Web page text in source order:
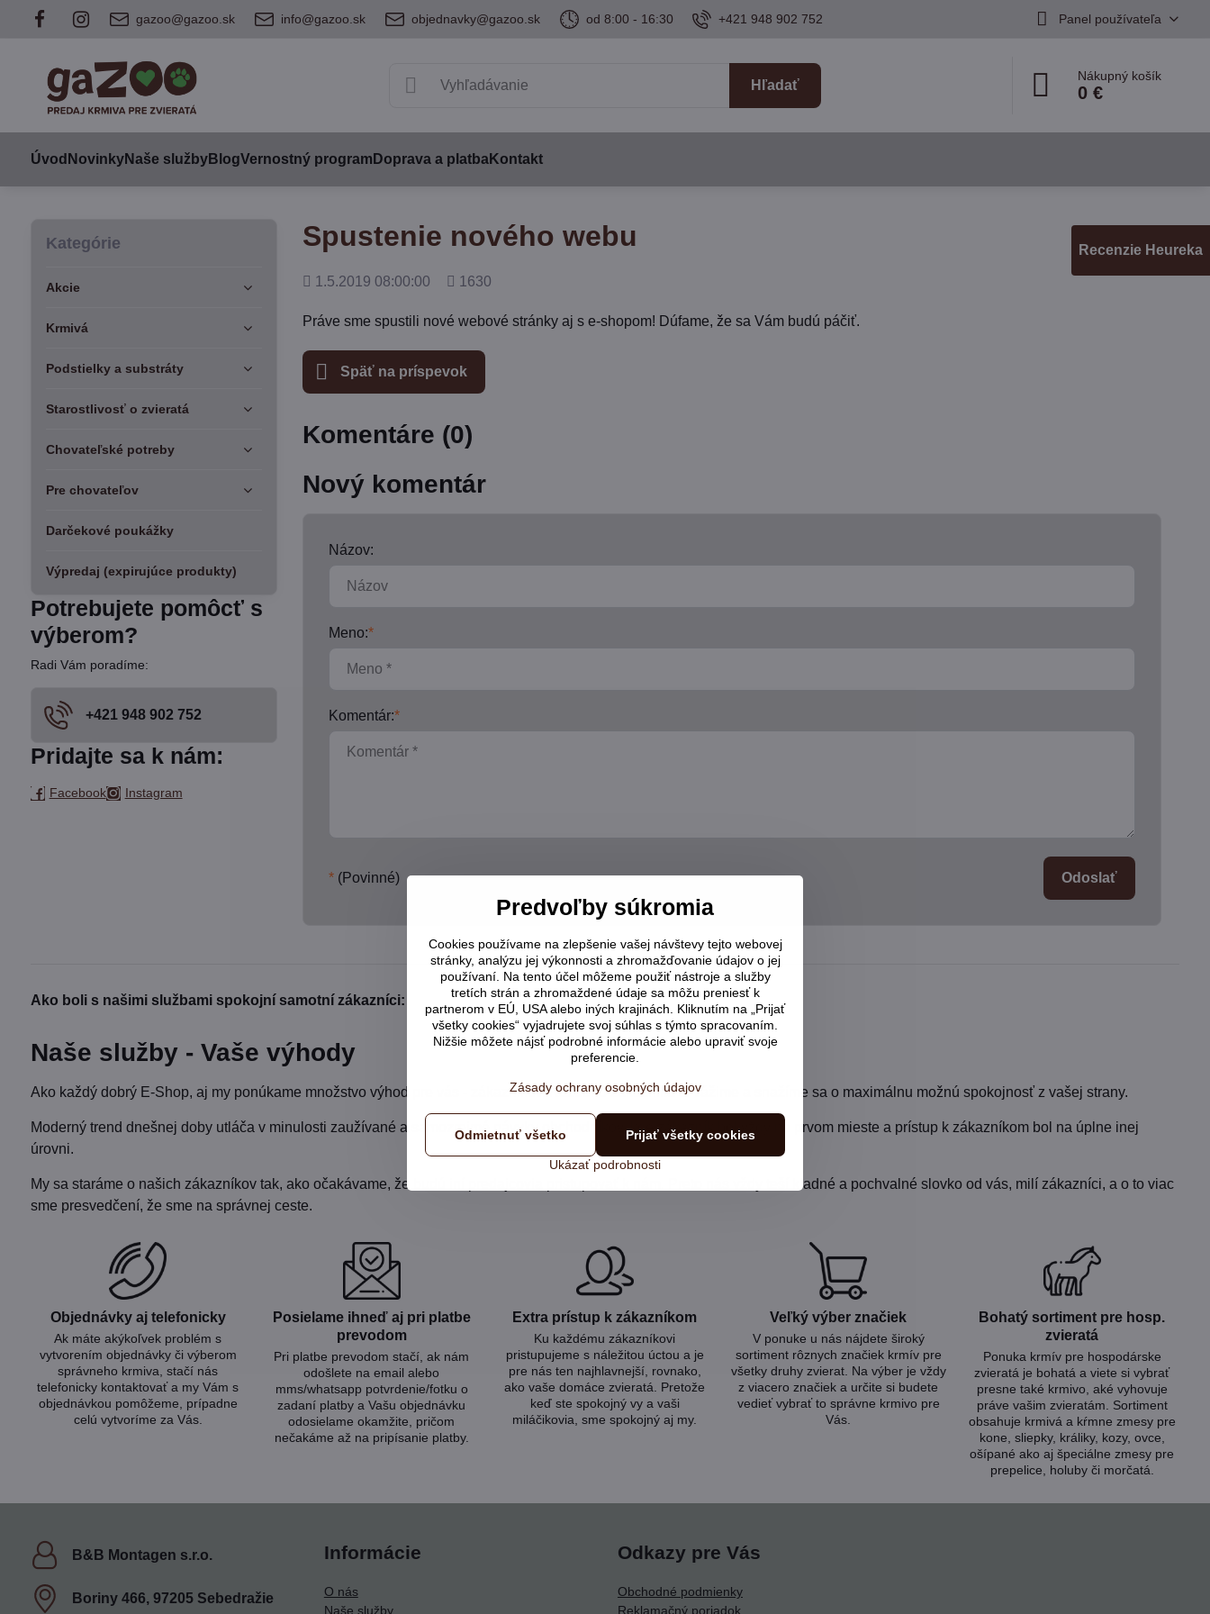
gazoo@gazoo.sk info@gazoo.sk objednavky@gazoo.sk od 8:00 - 16:30 +421 948 902 752 Panel používateľa
Hľadať
Nákupný košík
0 €
Úvod NovinkyNaše službyBlogVernostný program Doprava a platbaKontakt
Spustenie nového webu
Pridané
1.5.2019 08:00:00
Počet
1630
Práve sme spustili nové webové stránky aj s e-shopom! Dúfame, že sa Vám budú páčiť.
Späť na príspevok
Komentáre (0)
Nový komentár
Názov:
Meno:*
Komentár:*
* (Povinné) Odoslať
Kategórie
Akcie
Krmivá
Podstielky a substráty
Starostlivosť o zvieratá
Chovateľské potreby
Pre chovateľov
Darčekové poukážky
Výpredaj (expirujúce produkty)
Potrebujete pomôcť s
výberom?
Radi Vám poradíme:
+421 948 902 752
Pridajte sa k nám:
Facebook Instagram
Ako boli s našimi službami spokojní samotní zákazníci:
Naše služby - Vaše výhody
Ako každý dobrý E-Shop, aj my ponúkame množstvo výhod pre vás - zákazníkov. Každého zákazníka si vážime a snažíme sa o maximálnu možnú spokojnosť z vašej strany.
Moderný trend dnešnej doby utláča v minulosti zaužívané a samozrejmé návyky obchodníkov, kde zákazník bol vždy na prvom mieste a prístup k zákazníkom bol na úplne inej
úrovni.
My sa staráme o našich zákazníkov tak, ako očakávame, že budú iní predajcovia pristupovať k nám. Preto nás vždy teší kladné a pochvalné slovko od vás, milí zákazníci, a o to viac
sme presvedčení, že sme na správnej ceste.
Objednávky aj telefonicky
Ak máte akýkoľvek problém s
vytvorením objednávky či výberom
správneho krmiva, stačí nás
telefonicky kontaktovať a my Vám s
objednávkou pomôžeme, prípadne
celú vytvoríme za Vás.
Posielame ihneď aj pri platbe
prevodom
Pri platbe prevodom stačí, ak nám
odošlete na email alebo
mms/whatsapp potvrdenie/fotku o
zadaní platby a Vašu objednávku
odosielame okamžite, pričom
nečakáme až na pripísanie platby.
Extra prístup k zákazníkom
Ku každému zákazníkovi
pristupujeme s náležitou úctou a je
pre nás ten najhlavnejší, rovnako,
ako vaše domáce zvieratá. Pretože
keď ste spokojný vy a vaši
miláčikovia, sme spokojný aj my.
Veľký výber značiek
V ponuke u nás nájdete široký
sortiment rôznych značiek krmív pre
všetky druhy zvierat. Na výber je vždy
z viacero značiek a určite si budete
vedieť vybrať to správne krmivo pre
Vás.
Bohatý sortiment pre hosp​.
zvieratá
Ponuka krmív pre hospodárske
zvieratá je bohatá a viete si vybrať
presne také krmivo, aké vyhovuje
práve vašim zvieratám. Sortiment
obsahuje krmivá a kŕmne zmesy pre
kone, sliepky, králiky, kozy, ovce,
ošípané ako aj špeciálne zmesy pre
prepelice, holuby či morčatá.
B&B Montagen s​.r​.o​.
Boriny 466, 97205 Sebedražie
Informácie
O nás
Naše služby
Odkazy pre Vás
Obchodné podmienky
Reklamačný poriadok
Recenzie Heureka
Predvoľby súkromia
Cookies používame na zlepšenie vašej návštevy tejto webovej
stránky, analýzu jej výkonnosti a zhromažďovanie údajov o jej
používaní. Na tento účel môžeme použiť nástroje a služby
tretích strán a zhromaždené údaje sa môžu preniesť k
partnerom v EÚ, USA alebo iných krajinách. Kliknutím na „Prijať
všetky cookies“ vyjadrujete svoj súhlas s týmto spracovaním.
Nižšie môžete nájsť podrobné informácie alebo upraviť svoje
preferencie.
Zásady ochrany osobných údajov
Ukázať podrobnosti
Prijať všetky cookies
Odmietnuť všetko